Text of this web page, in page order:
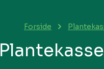
Forside